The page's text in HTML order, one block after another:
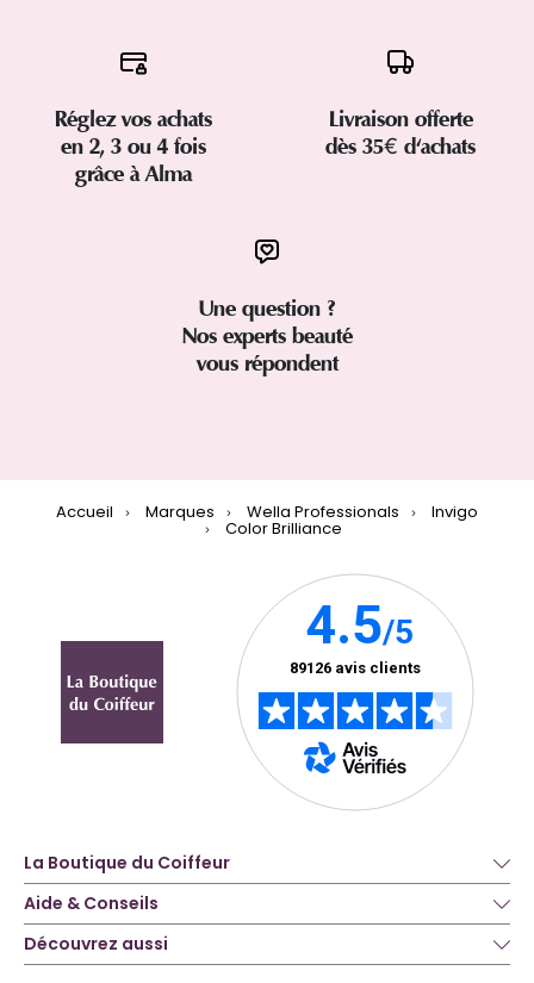
Réglez vos achats
en 2, 3 ou 4 fois
grâce à Alma
Livraison offerte
dès 35€ d'achats
Une question ?
Nos experts beauté
vous répondent
Accueil Marques Wella Professionals Invigo
Color Brilliance
La Boutique du Coiffeur
Aide & Conseils
Découvrez aussi